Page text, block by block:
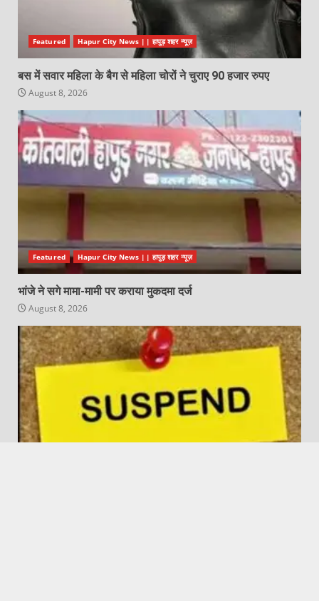
Featured Hapur City News || हापुड़ शहर न्यूज़
बस में सवार महिला के बैग से महिला चोरों ने चुराए 90 हजार रुपए
August 8, 2026
Featured Hapur City News || हापुड़ शहर न्यूज़
भांजे ने सगे मामा-मामी पर कराया मुकदमा दर्ज
August 8, 2026